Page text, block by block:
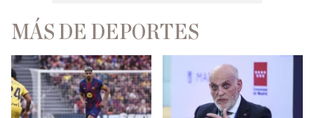
MÁS DE DEPORTES